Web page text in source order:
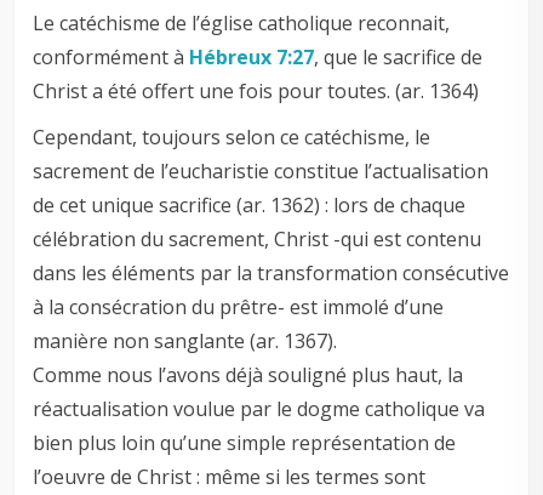
Le catéchisme de l’église catholique reconnait,
conformément à Hébreux 7:27, que le sacrifice de
Christ a été offert une fois pour toutes. (ar. 1364)
Cependant, toujours selon ce catéchisme, le
sacrement de l’eucharistie constitue l’actualisation
de cet unique sacrifice (ar. 1362) : lors de chaque
célébration du sacrement, Christ -qui est contenu
dans les éléments par la transformation consécutive
à la consécration du prêtre- est immolé d’une
manière non sanglante (ar. 1367).
Comme nous l’avons déjà souligné plus haut, la
réactualisation voulue par le dogme catholique va
bien plus loin qu’une simple représentation de
l’oeuvre de Christ : même si les termes sont